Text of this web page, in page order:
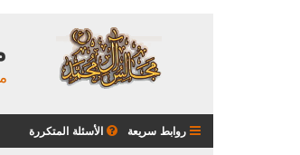
روابط سريعة الأسئلة المتكررة